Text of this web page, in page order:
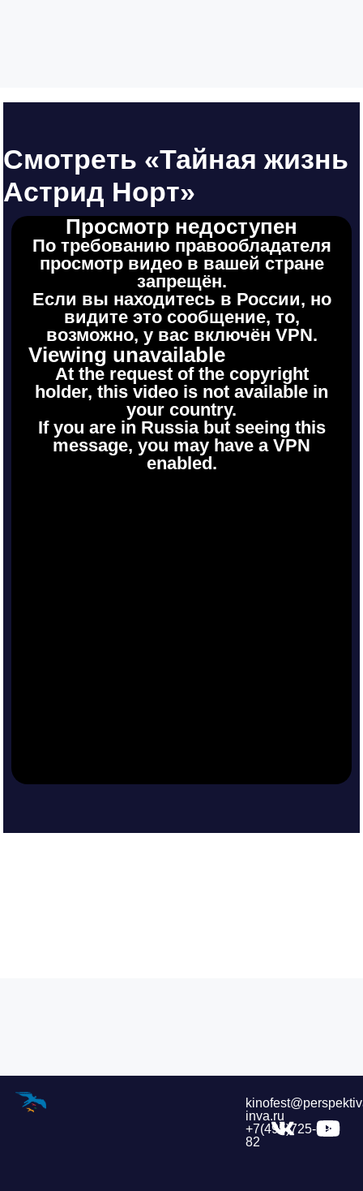
Смотреть «Тайная жизнь
Астрид Норт»
Просмотр недоступен
По требованию правообладателя
просмотр видео в вашей стране
запрещён.
Если вы находитесь в России, но
видите это сообщение, то,
возможно, у вас включён VPN.
Viewing unavailable
At the request of the copyright
holder, this video is not available in
your country.
If you are in Russia but seeing this
message, you may have a VPN
enabled.
inva.ru
+7(495)725-39-
82